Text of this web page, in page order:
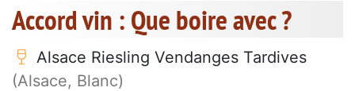
Accord vin : Que boire avec ?
Alsace Riesling Vendanges Tardives
(Alsace, Blanc)